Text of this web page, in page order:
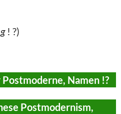
! ?)
Namen !?
Postmodernism,